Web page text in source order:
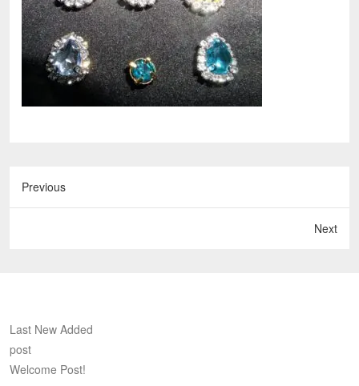
Previous
Next
Last New Added
post
Welcome Post!